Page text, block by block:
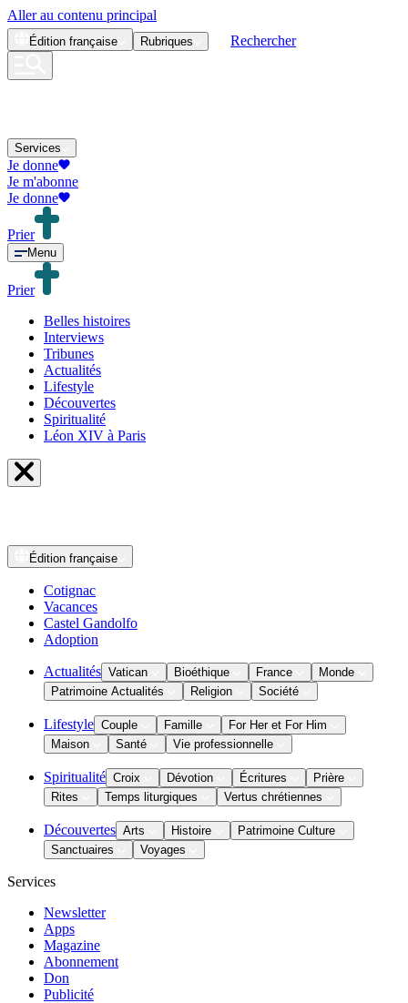
Aller au contenu principal
Édition française Rubriques Rechercher
Services
Je donne
Je m'abonne
Je donne
Prier
Menu
Prier
Belles histoires
Interviews
Tribunes
Actualités
Lifestyle
Découvertes
Spiritualité
Léon XIV à Paris
Édition française
Cotignac
Vacances
Castel Gandolfo
Adoption
Actualités Vatican Bioéthique France
Monde
Patrimoine Actualités
Religion Société
Lifestyle Couple Famille
For Her et For Him
Maison
Santé Vie professionnelle
Spiritualité Croix Dévotion Écritures
Prière
Rites
Temps liturgiques Vertus chrétiennes
Découvertes Arts Histoire
Patrimoine Culture
Sanctuaires
Voyages
Services
Newsletter
Apps
Magazine
Abonnement
Don
Publicité